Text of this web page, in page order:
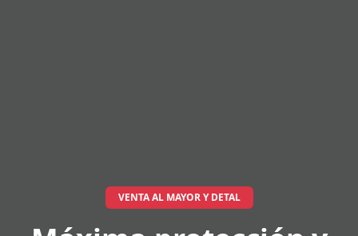
VENTA AL MAYOR Y DETAL